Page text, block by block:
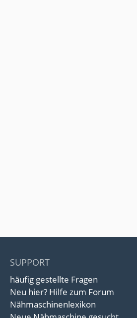
SUPPORT
häufig gestellte Fragen
Neu hier? Hilfe zum Forum
Nähmaschinenlexikon